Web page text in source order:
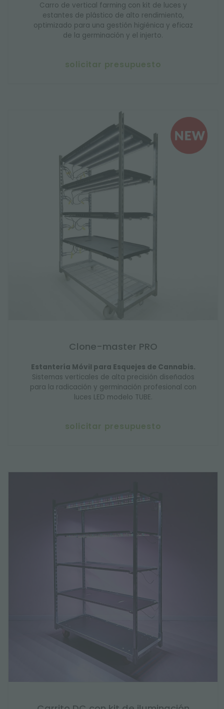
Carro de vertical farming con kit de luces y
estantes de plástico de alto rendimiento,
optimizado para una gestión higiénica y eficaz
de la germinación y el injerto.
solicitar presupuesto
Clone-master PRO
Estantería Móvil para Esquejes de Cannabis.
Sistemas verticales de alta precisión diseñados
para la radicación y germinación profesional con
luces LED modelo TUBE.
solicitar presupuesto